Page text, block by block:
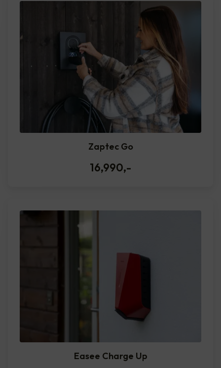
Zaptec Go
16,990,-
Easee Charge Up